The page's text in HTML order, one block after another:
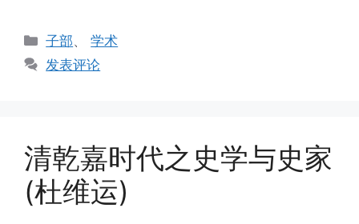
分
类
子部、学术
发表评论
清乾嘉时代之史学与史家
(杜维运)